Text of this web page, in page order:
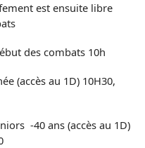
est ensuite libre
des combats 10h
(accès au 1D) 10H30,
-40 ans (accès au 1D)